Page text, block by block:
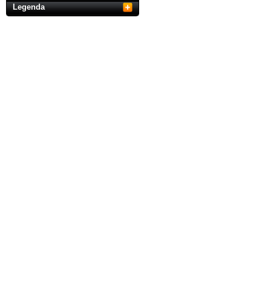
Legenda